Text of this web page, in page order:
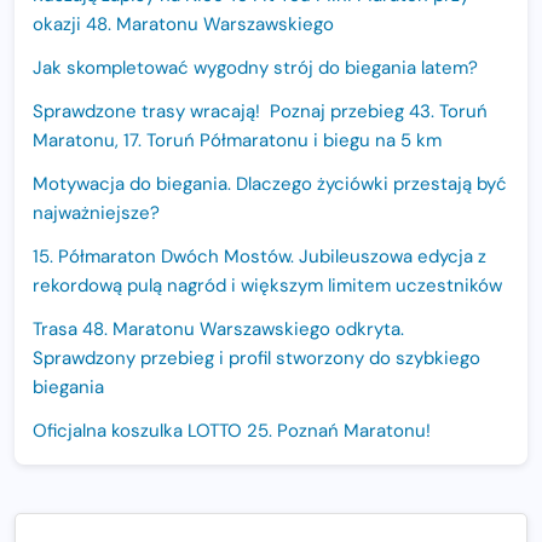
okazji 48. Maratonu Warszawskiego
Jak skompletować wygodny strój do biegania latem?
Sprawdzone trasy wracają! Poznaj przebieg 43. Toruń
Maratonu, 17. Toruń Półmaratonu i biegu na 5 km
Motywacja do biegania. Dlaczego życiówki przestają być
najważniejsze?
15. Półmaraton Dwóch Mostów. Jubileuszowa edycja z
rekordową pulą nagród i większym limitem uczestników
Trasa 48. Maratonu Warszawskiego odkryta.
Sprawdzony przebieg i profil stworzony do szybkiego
biegania
Oficjalna koszulka LOTTO 25. Poznań Maratonu!